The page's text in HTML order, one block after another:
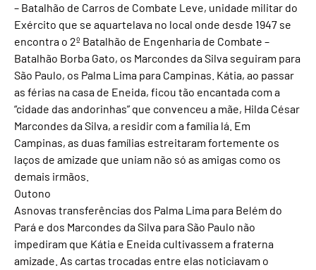
– Batalhão de Carros de Combate Leve, unidade militar do
Exército que se aquartelava no local onde desde 1947 se
encontra o 2º Batalhão de Engenharia de Combate –
Batalhão Borba Gato, os Marcondes da Silva seguiram para
São Paulo, os Palma Lima para Campinas. Kátia, ao passar
as férias na casa de Eneida, ficou tão encantada com a
“cidade das andorinhas” que convenceu a mãe, Hilda César
Marcondes da Silva, a residir com a família lá. Em
Campinas, as duas famílias estreitaram fortemente os
laços de amizade que uniam não só as amigas como os
demais irmãos.
Outono
Asnovas transferências dos Palma Lima para Belém do
Pará e dos Marcondes da Silva para São Paulo não
impediram que Kátia e Eneida cultivassem a fraterna
amizade. As cartas trocadas entre elas noticiavam o